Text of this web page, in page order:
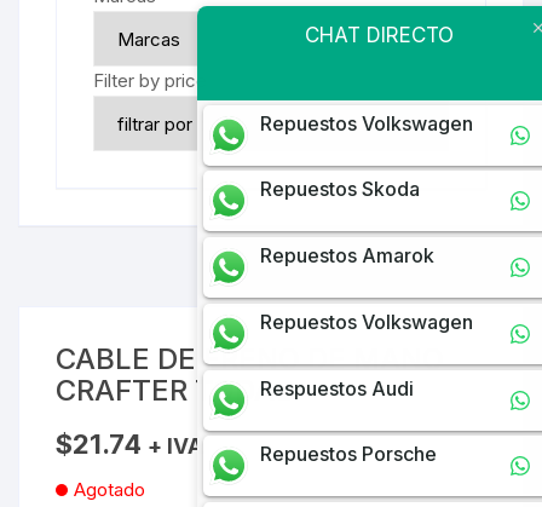
CABLE DE FRENO DE MANO
CRAFTER TODAS
$21.74 + IVA
Agotado
Filter by price
CHAT DIRECTO
Repuestos Volkswagen
Repuestos Skoda
Repuestos Amarok
Repuestos Volkswagen
Respuestos Audi
Repuestos Porsche